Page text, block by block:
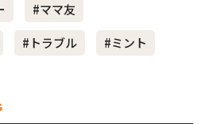
#ママ友
#トラブル #ミント